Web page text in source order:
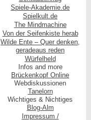
Spiele-Akademie.de
Spielkult.de
The Mindmachine
Von der Seifenkiste herab
Wilde Ente – Quer denken,
geradeaus reden
Würfelheld
Infos and more
Brückenkopf Online
Webdiskussionen
Tanelorn
Wichtiges & Nichtiges
Blog-Alm
Impressum /